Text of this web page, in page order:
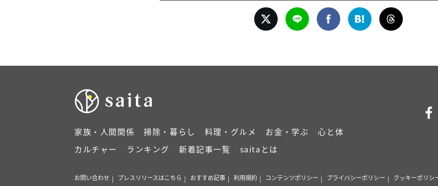
家族・人間関係 掃除・暮らし 料理・グルメ お金・学ぶ
心と体
カルチャー
ランキング 新着記事一覧 saitaとは
お問い合わせ プレスリリースはこちら おすすめ記事 利用規約 コンテンツポリシー プライバシーポリシー クッキーポリシ